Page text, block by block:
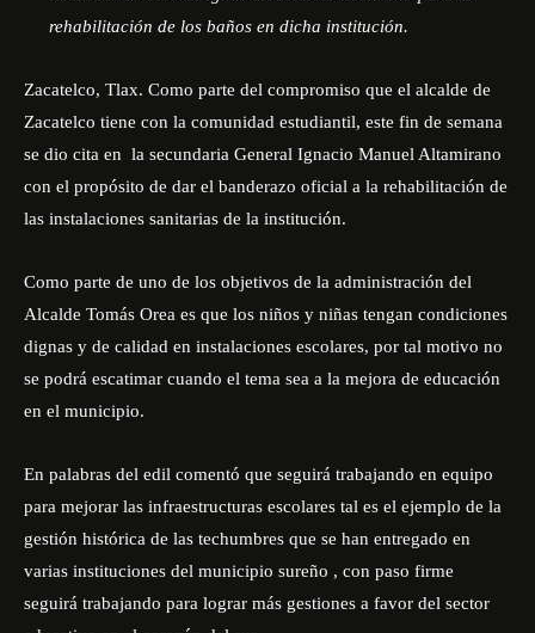
rehabilitación de los baños en dicha institución.
Zacatelco, Tlax. Como parte del compromiso que el alcalde de
Zacatelco tiene con la comunidad estudiantil, este fin de semana
se dio cita en la secundaria General Ignacio Manuel Altamirano
con el propósito de dar el banderazo oficial a la rehabilitación de
las instalaciones sanitarias de la institución.
Como parte de uno de los objetivos de la administración del
Alcalde Tomás Orea es que los niños y niñas tengan condiciones
dignas y de calidad en instalaciones escolares, por tal motivo no
se podrá escatimar cuando el tema sea a la mejora de educación
en el municipio.
En palabras del edil comentó que seguirá trabajando en equipo
para mejorar las infraestructuras escolares tal es el ejemplo de la
gestión histórica de las techumbres que se han entregado en
varias instituciones del municipio sureño , con paso firme
seguirá trabajando para lograr más gestiones a favor del sector